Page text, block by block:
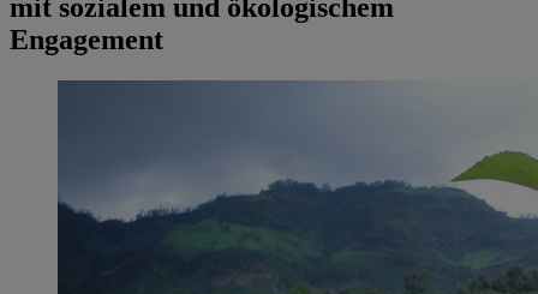
mit sozialem und ökologischem
Engagement